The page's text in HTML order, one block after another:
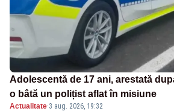
Adolescentă de 17 ani, arestată
o bâtă un polițist aflat în misiune
Actualitate·3 aug. 2026, 19:32